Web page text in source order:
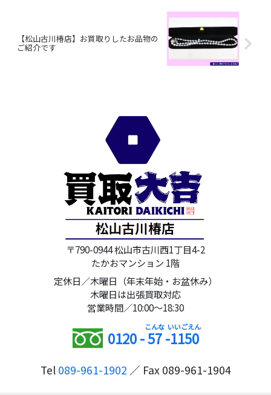
【松山古川椿店】お買取りしたお品物の
ご紹介です
〒790-0944 松山市古川西1丁目4-2
たかおマンション 1階
定休日／木曜日（年末年始・お盆休み）
木曜日は出張買取対応
営業時間／10:00～18:30
0120 -57-1150
Tel 089-961-1902 ／ Fax 089-961-1904